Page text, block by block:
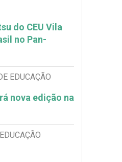
do CEU Vila
no Pan-
EDUCAÇÃO
nova edição na